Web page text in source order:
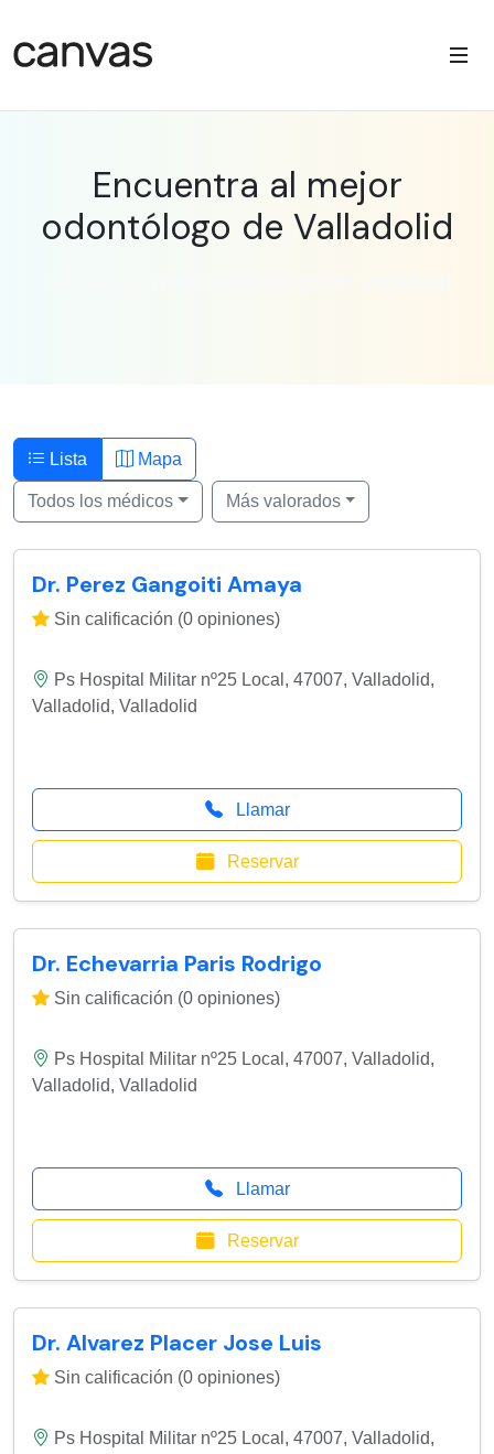
Encuentra al mejor
odontólogo de Valladolid
Lista Mapa
Todos los médicos Más valorados
Dr. Perez Gangoiti Amaya
Sin calificación (0 opiniones)
Ps Hospital Militar nº25 Local, 47007, Valladolid,
Valladolid, Valladolid
Llamar
Reservar
Dr. Echevarria Paris Rodrigo
Sin calificación (0 opiniones)
Ps Hospital Militar nº25 Local, 47007, Valladolid,
Valladolid, Valladolid
Llamar
Reservar
Dr. Alvarez Placer Jose Luis
Sin calificación (0 opiniones)
Ps Hospital Militar nº25 Local, 47007, Valladolid,